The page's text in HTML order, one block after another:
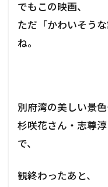
でもこの映画、
ただ「かわいそう
ね。
別府湾の美しい景色
杉咲花さん・志尊
で、
観終わったあと、